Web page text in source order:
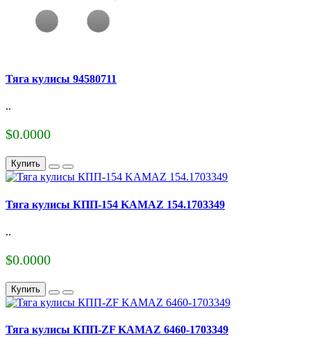
Тяга кулисы 94580711
..
$0.0000
Купить
Тяга кулисы КПП-154 KAMAZ 154.1703349
..
$0.0000
Купить
Тяга кулисы КПП-ZF KAMAZ 6460-1703349